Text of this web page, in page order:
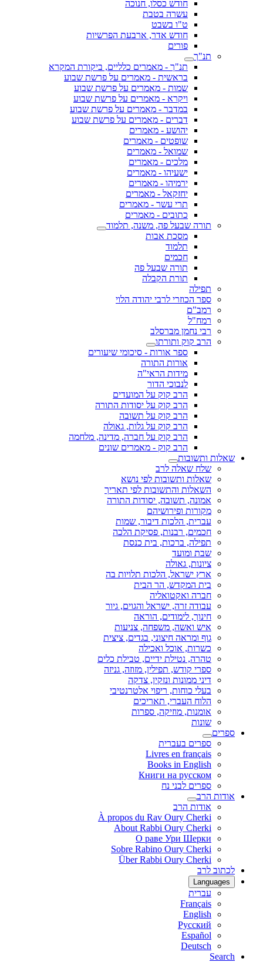
חודש כסלו, חנוכה
עשרה בטבת
ט"ו בשבט
חודש אדר, ארבעת הפרשיות
פורים
תנ"ך
תנ"ך - מאמרים כלליים, ביקורת המקרא
בראשית - מאמרים על פרשת שבוע
שמות - מאמרים על פרשת שבוע
ויקרא - מאמרים על פרשת שבוע
במדבר - מאמרים על פרשת שבוע
דברים - מאמרים על פרשת שבוע
יהושע - מאמרים
שופטים - מאמרים
שמואל - מאמרים
מלכים - מאמרים
ישעיהו - מאמרים
ירמיהו - מאמרים
יחזקאל - מאמרים
תרי עשר - מאמרים
כתובים - מאמרים
תורה שבעל פה, משנה, תלמוד
מסכת אבות
תלמוד
חכמים
תורה שבעל פה
תורת הקבלה
תפילה
ספר הכוזרי לרבי יהודה הלוי
רמב"ם
רמח"ל
רבי נחמן מברסלב
הרב קוק ותורתו
ספר אורות - סיכומי שיעורים
אורות התורה
מידות הראי"ה
לנבוכי הדור
הרב קוק על המועדים
הרב קוק על יסודות התורה
הרב קוק על תשובה
הרב קוק על גלות, גאולה
הרב קוק על חברה, מדינה, מלחמה
הרב קוק - מאמרים שונים
שאלות ותשובות
שלח שאלה לרב
שאלות ותשובות לפי נושא
השאלות והתשובות לפי תאריך
אמונה, תשובה, יסודות התורה
מקורות ופירושיהם
עברית, הלכות דיבור, שמות
חכמים, רבנות, פסיקת הלכה
תפילה, ברכות, בית כנסת
שבת ומועד
ציונות, גאולה
ארץ ישראל, הלכות תלויות בה
בית המקדש, הר הבית
חברה ואקטואליה
עבודה זרה, ישראל והגוים, גיור
חינוך, לימודים, הוראה
איש ואשה, משפחה, צניעות
גוף ומראה חיצוני, בגדים, ציצית
כשרות, אוכל ואכילה
טהרה, נטילת ידיים, טבילת כלים
ספרי קודש, תפילין, מזוזה, גניזה
דיני ממונות ונזקין, צדקה
בעלי כוחות, ריפוי אלטרנטיבי
הלוח העברי, תאריכים
אומנות, מוזיקה, ספרות
שונות
ספרים
ספרים בעברית
Livres en français
Books in English
Книги на русском
ספרים לבני נח
אודות הרב
אודות הרב
À propos du Rav Oury Cherki
About Rabbi Oury Cherki
О раве Ури Шерки
Sobre Rabino Oury Cherki
Über Rabbi Oury Cherki
לכתוב לרב
Languages
עברית
Français
English
Русский
Español
Deutsch
Search